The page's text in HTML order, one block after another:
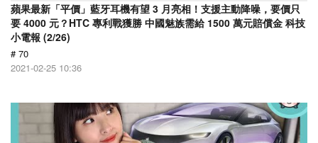
蘋果最新「平價」藍牙耳機有望 3 月亮相！支援主動降噪，要價只
要 4000 元？HTC 專利戰獲勝 中國魅族需給 1500 萬元賠償金 科技
小電報 (2/26)
# 70
2021-02-25 10:36